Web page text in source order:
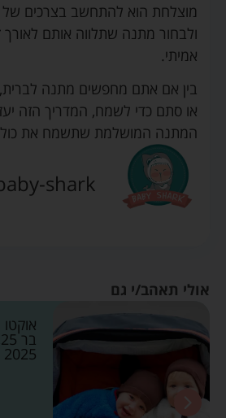
מוצלחת הוא להתחשב בצרכים של
ולבחור מתנה שתלווה אותם
אמיתי.
בין אם אתם מחפשים מתנה לברית,
או סתם כדי לשמח, המדריך הזה
המתנה המושלמת שתשמח את
shark
אולי תאהב/י גם
אוקטו
2025